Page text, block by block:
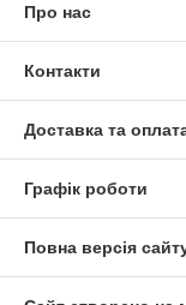
Про нас
Контакти
Доставка та
Графік роботи
Повна версія